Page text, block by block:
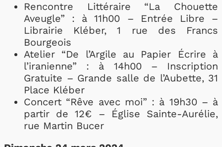
Rencontre Littéraire “La Chouette
Aveugle” : à 11h00 – Entrée Libre –
Librairie Kléber, 1 rue des Francs
Bourgeois
Atelier “De l’Argile au Papier Écrire à
l’iranienne” : à 14h00 – Inscription
Gratuite – Grande salle de l’Aubette, 31
Place Kléber
Concert “Rêve avec moi” : à 19h30 – à
partir de 12€ – Église Sainte-Aurélie,
rue Martin Bucer